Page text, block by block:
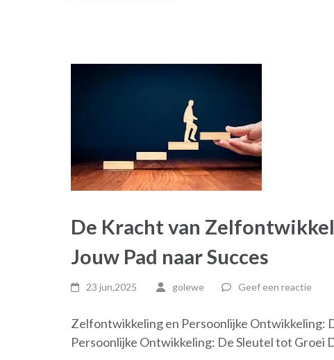
De Kracht van
Jouw Pad naar Succes
23 jun,2025 golewe Geef een reactie
Zelfontwikkeling en Persoonlijke Ontwikkeling:
Persoonlijke Ontwikkeling: De Sleutel tot Groei